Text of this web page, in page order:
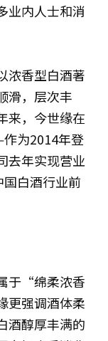
业内人士和消
浓香型白酒著
滑，层次丰
来，今世缘在
为2014年登
去年实现营业
白酒行业前
于“绵柔浓香
更强调酒体柔
酒醇厚丰满的